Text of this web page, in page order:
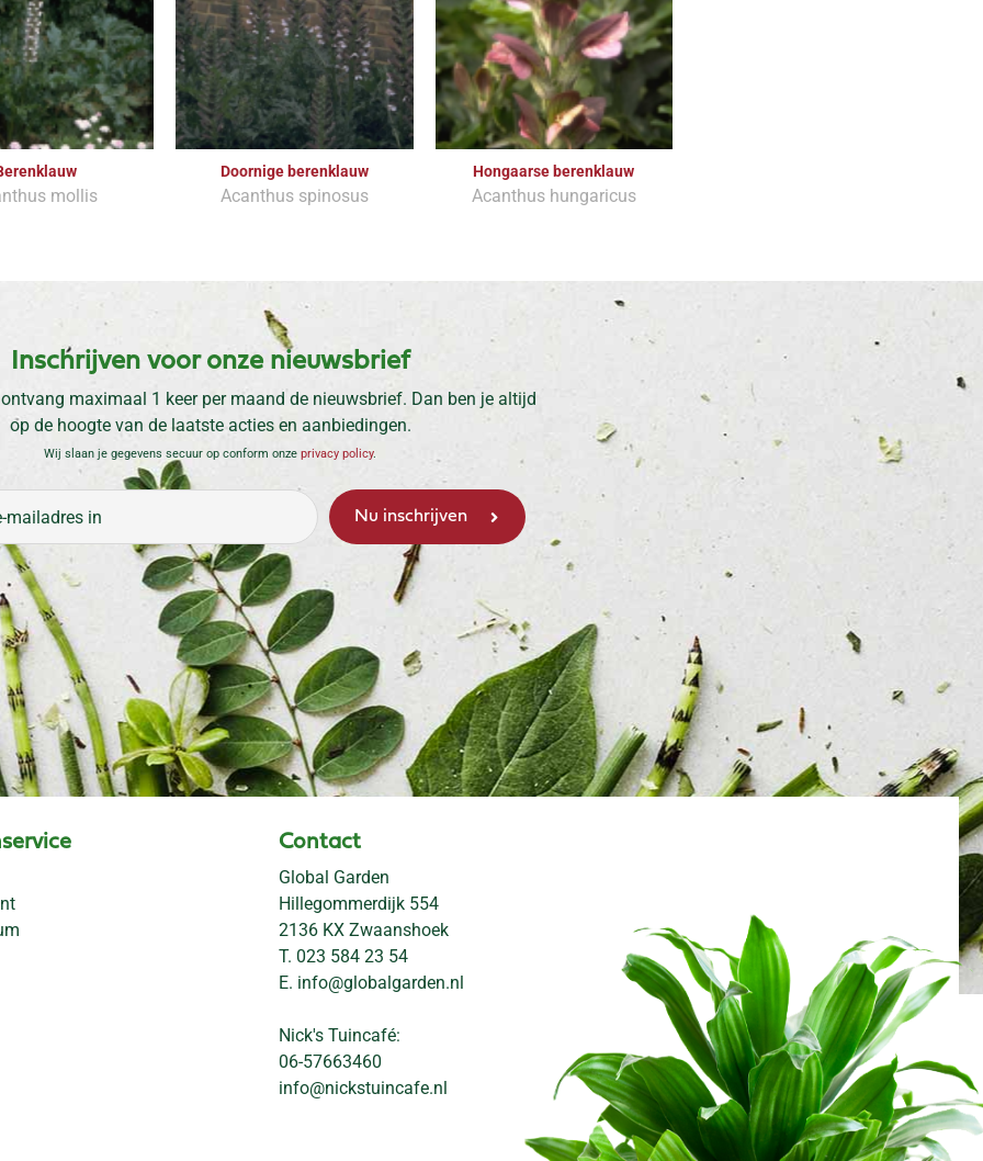
mollis
Doornige berenklauw
Acanthus spinosus
Hongaarse berenklauw
Acanthus hungaricus
Inschrijven voor onze nieuwsbrief
maximaal 1 keer per maand de nieuwsbrief. Dan ben je altijd
op de hoogte van de laatste acties en aanbiedingen.
Wij slaan je gegevens secuur op conform onze privacy policy.
Contact
Global Garden
Hillegommerdijk 554
2136 KX Zwaanshoek
T. 023 584 23 54
E. info@globalgarden.nl
Nick's Tuincafé:
06-57663460
info@nickstuincafe.nl